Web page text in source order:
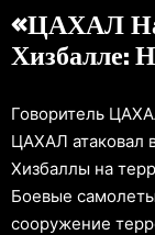
«ЦАХАЛ
Хизбалле:
Говоритель
ЦАХАЛ атаковал
Хизбаллы на
Боевые
сооружение